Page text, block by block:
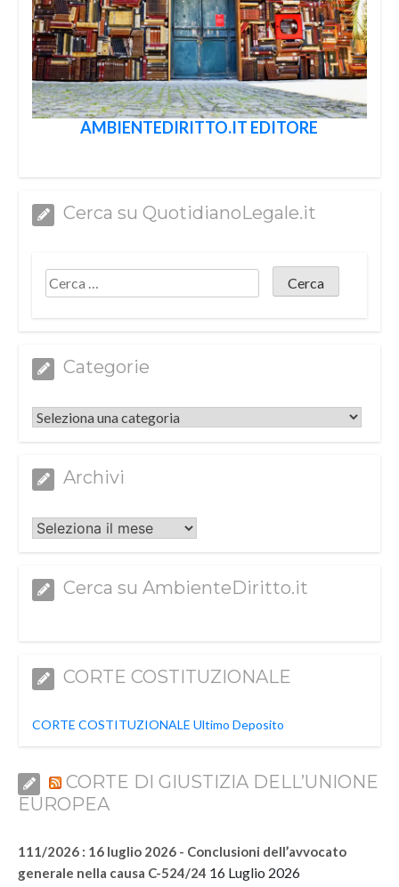
AMBIENTEDIRITTO.IT EDITORE
Cerca su QuotidianoLegale.it
Categorie
Categorie
Archivi
Archivi
Cerca su AmbienteDiritto.it
CORTE COSTITUZIONALE
CORTE COSTITUZIONALE Ultimo Deposito
CORTE DI GIUSTIZIA DELL’UNIONE
EUROPEA
111/2026 : 16 luglio 2026 - Conclusioni dell’avvocato
generale nella causa C-524/24 16 Luglio 2026